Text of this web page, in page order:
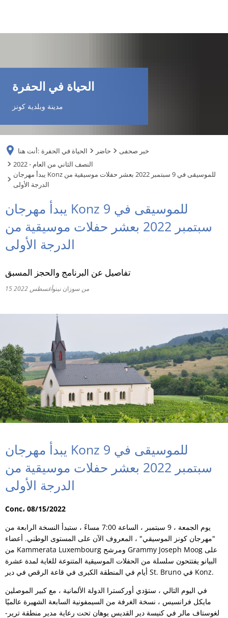
UK
الحياة في الحفرة
مدينة وبلدية كونز
أنت هنا: الحياة في الحفرة حاضر
خبر صحفى
2022 - النصف الثاني من العام
يبدأ مهرجان Konz للموسيقى في 9 سبتمبر 2022 بعشر حفلات موسيقية من
الدرجة الأولى
يبدأ مهرجان Konz للموسيقى في 9
سبتمبر 2022 بعشر حفلات موسيقية من
الدرجة الأولى
تفاصيل عن البرنامج والحجز المسبق
15 أغسطس 2022 من سوزان نينو
يبدأ مهرجان Konz للموسيقى في 9
سبتمبر 2022 بعشر حفلات موسيقية من
الدرجة الأولى
Conc، 08/15/2022
يوم الجمعة ، 9 سبتمبر ، الساعة 7:00 مساءً ، ستبدأ النسخة الرابعة من
"مهرجان كونز الموسيقي" ، المعروف الآن على المستوى الوطني. أعضاء
من Kammerata Luxembourg ومرشح Grammy Joseph Moog على
البيانو يفتتحون سلسلة من الحفلات الموسيقية المتنوعة للغاية لمدة عشرة
أيام في المنطقة الكبرى في قاعة الرقص في دير St. Bruno في Konz.
في اليوم التالي ، ستؤدي أوركسترا الدولة الألمانية ، مع كبير الموصلين
مايكل فرانسيس ، نسخة الغرفة من السيمفونية السابعة الشهيرة عالميًا
لغوستاف مالر في كنيسة دير القديس يوهان تحت رعاية مدير منطقة ترير-